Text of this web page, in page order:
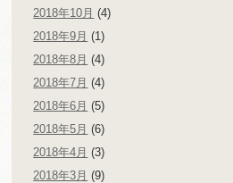
2018年10月 (4)
2018年9月 (1)
2018年8月 (4)
2018年7月 (4)
2018年6月 (5)
2018年5月 (6)
2018年4月 (3)
2018年3月 (9)